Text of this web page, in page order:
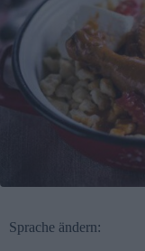
Sprache ändern: